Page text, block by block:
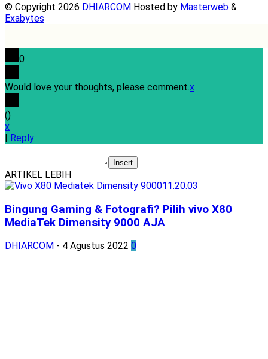
© Copyright 2026 DHIARCOM Hosted by Masterweb &
Exabytes
0
Would love your thoughts, please comment.x
()
x
| Reply
Insert
ARTIKEL LEBIH
Bingung Gaming & Fotografi? Pilih vivo X80
MediaTek Dimensity 9000 AJA
DHIARCOM - 4 Agustus 2022 0